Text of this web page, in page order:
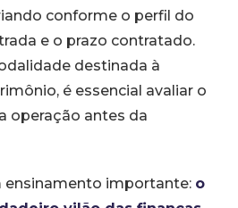
conforme o perfil do
e o prazo contratado.
destinada à
é essencial avaliar o
operação antes da
ensinamento importante: o